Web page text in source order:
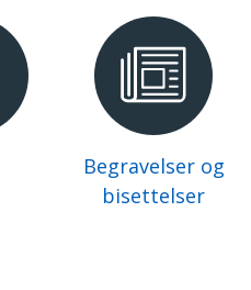
Begravelser og
bisettelser